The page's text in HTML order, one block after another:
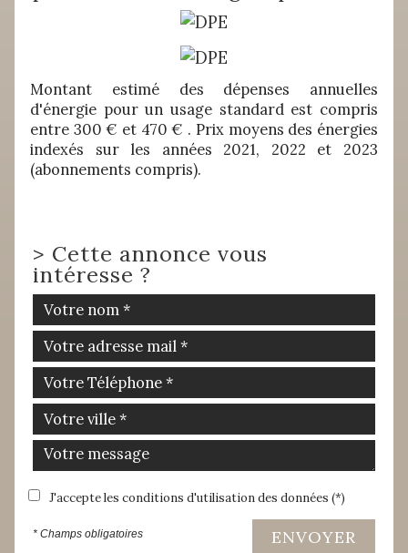
Montant estimé des dépenses annuelles
d'énergie pour un usage standard est compris
entre 300 € et 470 € . Prix moyens des énergies
indexés sur les années 2021, 2022 et 2023
(abonnements compris).
> Cette annonce vous
intéresse ?
J'accepte les conditions d'utilisation des données (*)
* Champs obligatoires ENVOYER